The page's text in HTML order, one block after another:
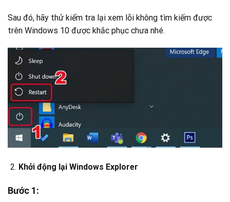
Sau đó, hãy thử kiểm tra lại xem lỗi không tìm kiếm được
trên Windows 10 được khắc phục chưa nhé.
Khởi động lại Windows Explorer
Bước 1: